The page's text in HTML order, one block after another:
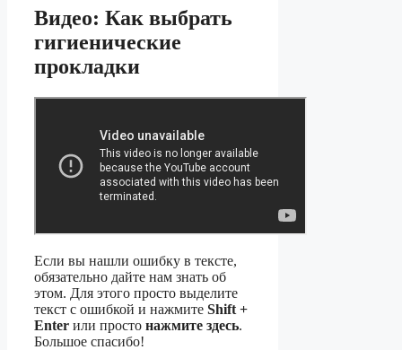
Видео: Как выбрать
гигиенические
прокладки
Если вы нашли ошибку в тексте,
обязательно дайте нам знать об
этом. Для этого просто выделите
текст с ошибкой и нажмите Shift +
Enter или просто нажмите здесь.
Большое спасибо!